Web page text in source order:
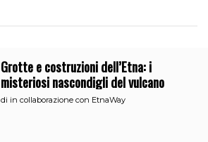
Grotte e costruzioni dell’Etna: i
misteriosi nascondigli del vulcano
di in collaborazione con EtnaWay